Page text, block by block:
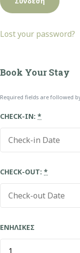
Lost your password?
Book Your Stay
Required fields are followed
CHECK-IN: *
CHECK-OUT: *
ΕΝΉΛΙΚΕΣ